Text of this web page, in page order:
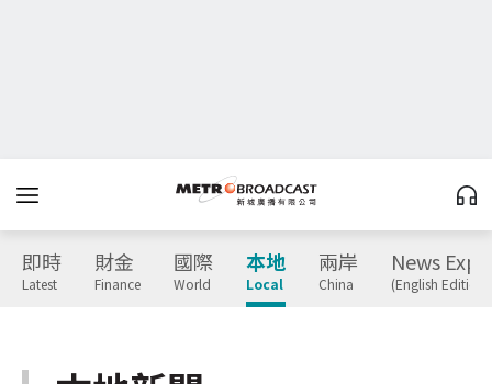
即時
Latest
財金
Finance
國際
World
本地
Local
兩岸
China
News
(English Edition)